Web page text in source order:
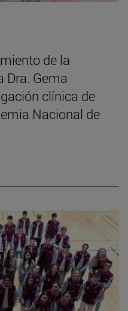
de la
Dra. Gema
clínica de
Nacional de